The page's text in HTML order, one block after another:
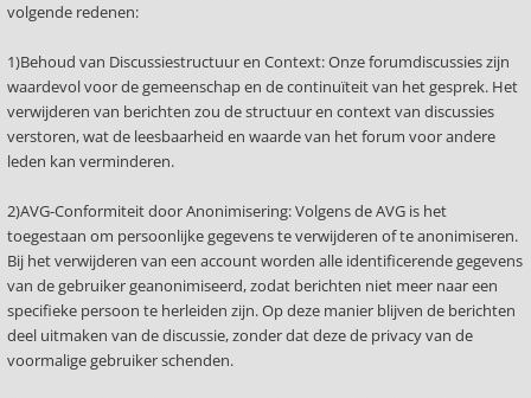
volgende redenen:
1)Behoud van Discussiestructuur en Context: Onze forumdiscussies zijn
waardevol voor de gemeenschap en de continuïteit van het gesprek. Het
verwijderen van berichten zou de structuur en context van discussies
verstoren, wat de leesbaarheid en waarde van het forum voor andere
leden kan verminderen.
2)AVG-Conformiteit door Anonimisering: Volgens de AVG is het
toegestaan om persoonlijke gegevens te verwijderen of te anonimiseren.
Bij het verwijderen van een account worden alle identificerende gegevens
van de gebruiker geanonimiseerd, zodat berichten niet meer naar een
specifieke persoon te herleiden zijn. Op deze manier blijven de berichten
deel uitmaken van de discussie, zonder dat deze de privacy van de
voormalige gebruiker schenden.